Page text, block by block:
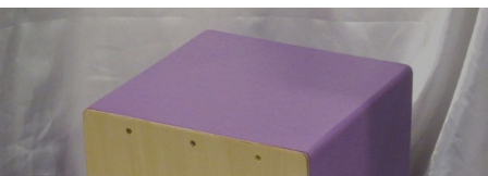
アコギ/エレアコ
ベース ウクレレ